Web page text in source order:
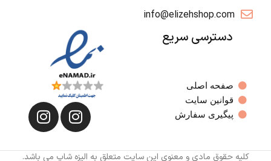
info@elizehshop.com
دسترسی سریع
صفحه اصلی
قوانین سایت
پیگیری سفارش
کلیه حقوق مادی و معنوی این سایت متعلق به الیزه شاپ می باشد.